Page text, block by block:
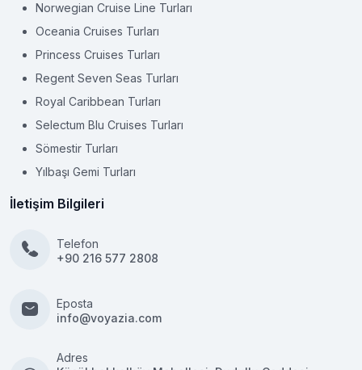
Norwegian Cruise Line Turları
Oceania Cruises Turları
Princess Cruises Turları
Regent Seven Seas Turları
Royal Caribbean Turları
Selectum Blu Cruises Turları
Sömestir Turları
Yılbaşı Gemi Turları
İletişim Bilgileri
Telefon
+90 216 577 2808
Eposta
info@voyazia.com
Adres